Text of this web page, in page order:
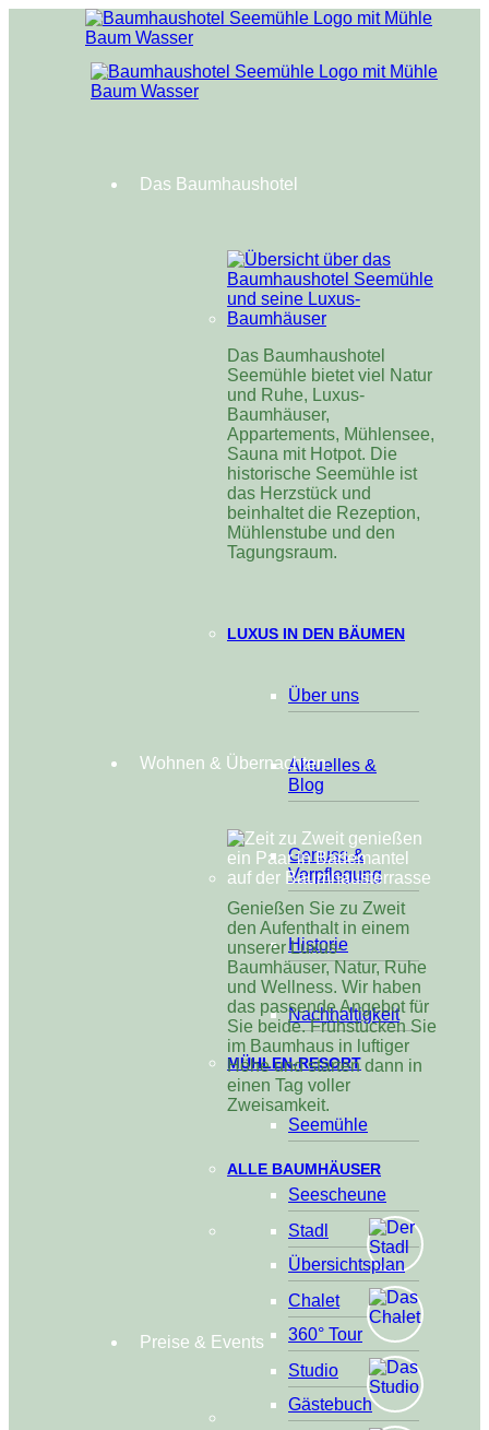
Das Baumhaushotel
Das Baumhaushotel
Seemühle bietet viel Natur
und Ruhe, Luxus-
Baumhäuser,
Appartements, Mühlensee,
Sauna mit Hotpot. Die
historische Seemühle ist
das Herzstück und
beinhaltet die Rezeption,
Mühlenstube und den
Tagungsraum.
LUXUS IN DEN BÄUMEN
Über uns
Aktuelles &
Blog
Genuss &
Verpflegung
Historie
Nachhaltigkeit
MÜHLEN-RESORT
Seemühle
Seescheune
Übersichtsplan
360° Tour
Gästebuch
Wohnen & Übernachten
Genießen Sie zu Zweit
den Aufenthalt in einem
unserer Luxus-
Baumhäuser, Natur, Ruhe
und Wellness. Wir haben
das passende Angebot für
Sie beide. Frühstücken Sie
im Baumhaus in luftiger
Höhe und starten dann in
einen Tag voller
Zweisamkeit.
ALLE BAUMHÄUSER
Stadl
Chalet
Studio
Preise & Events